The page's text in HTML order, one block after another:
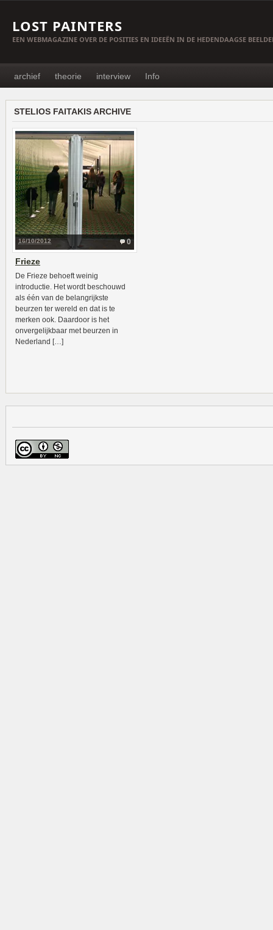
LOST PAINTERS
EEN WEBMAGAZINE OVER DE POSITIES EN IDEEËN IN DE HEDENDAAGSE
archief theorie interview Info
STELIOS FAITAKIS ARCHIVE
0
16/10/2012
Frieze
De Frieze behoeft weinig
introductie. Het wordt beschouwd
als één van de belangrijkste
beurzen ter wereld en dat is te
merken ook. Daardoor is het
onvergelijkbaar met beurzen in
Nederland […]